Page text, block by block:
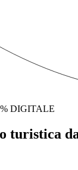
DIGITALE
turistica